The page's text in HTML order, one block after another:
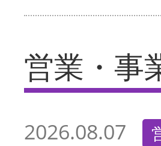
営業・事
2026.08.07